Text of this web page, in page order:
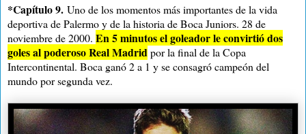
*Capítulo 9. Uno de los momentos más importantes de la vida
deportiva de Palermo y de la historia de Boca Juniors. 28 de
noviembre de 2000. En 5 minutos el goleador le convirtió dos
goles al poderoso Real Madridpor la final de la Copa
Intercontinental. Boca ganó2 a 1 y se consagró campeón del
mundo por segunda vez.